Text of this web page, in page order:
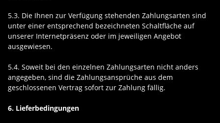
5.3. Die Ihnen zur Verfügung stehenden Zahlungsarten sind
unter einer entsprechend bezeichneten Schaltfläche auf
unserer Internetpräsenz oder im jeweiligen Angebot
ausgewiesen.
5.4. Soweit bei den einzelnen Zahlungsarten nicht anders
angegeben, sind die Zahlungsansprüche aus dem
geschlossenen Vertrag sofort zur Zahlung fällig.
6. Lieferbedingungen